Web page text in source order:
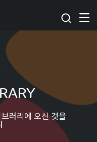
러리에 오신 것을